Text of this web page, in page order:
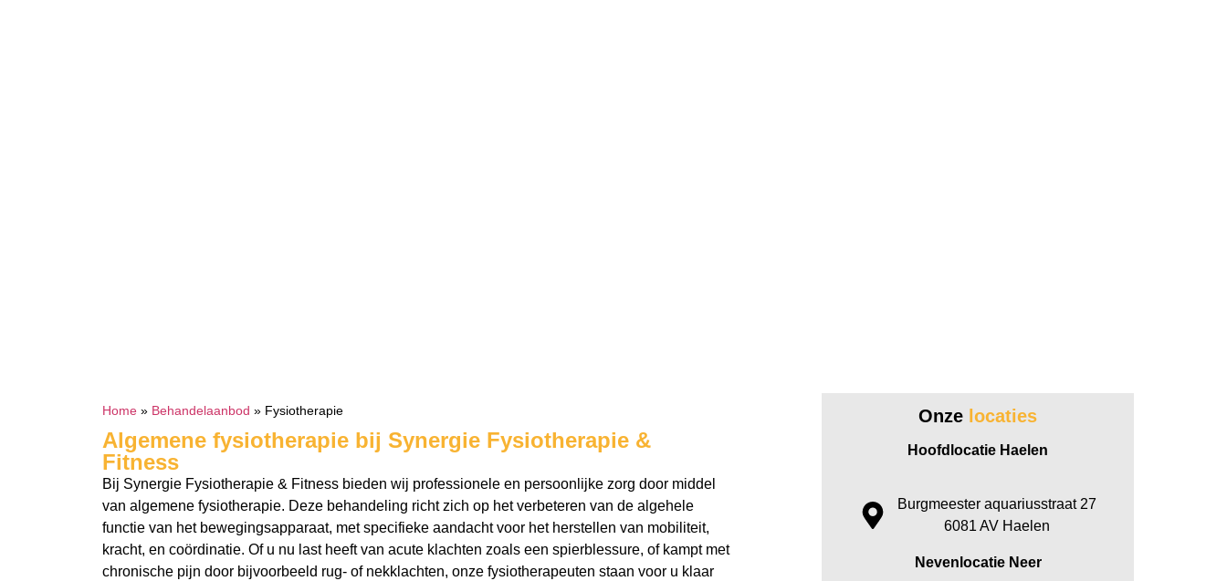
Home » Behandelaanbod » Fysiotherapie
Algemene fysiotherapie bij Synergie Fysiotherapie &
Fitness
Bij Synergie Fysiotherapie & Fitness bieden wij professionele en persoonlijke zorg door middel
van algemene fysiotherapie. Deze behandeling richt zich op het verbeteren van de algehele
functie van het bewegingsapparaat, met specifieke aandacht voor het herstellen van mobiliteit,
kracht, en coördinatie. Of u nu last heeft van acute klachten zoals een spierblessure, of kampt met
chronische pijn door bijvoorbeeld rug- of nekklachten, onze fysiotherapeuten staan voor u klaar
Onze locaties
Hoofdlocatie Haelen
Burgmeester aquariusstraat 27
6081 AV Haelen
Nevenlocatie Neer